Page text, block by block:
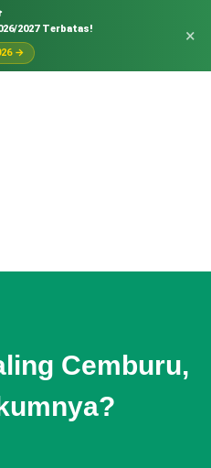
2027 Terbatas!
→
×
Cemburu,